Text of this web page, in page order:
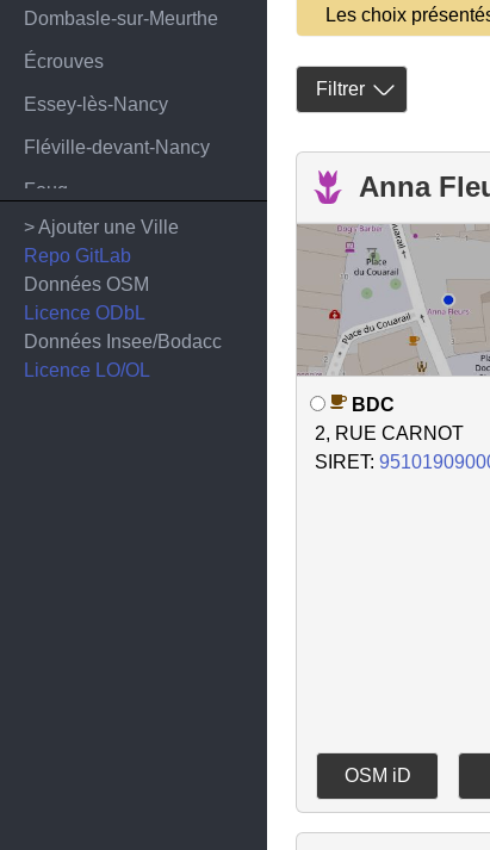
Dombasle-sur-Meurthe
Écrouves
Essey-lès-Nancy
Fléville-devant-Nancy
Foug
Frouard
Gondreville
Gorcy
Haucourt-Moulaine
> Ajouter une Ville
Repo GitLab
Données OSM
Licence ODbL
Données Insee/Bodacc
Licence LO/OL
Les choix
Filtrer
Anna
BDC
2, RUE CARNOT
SIRET:
OSM iD